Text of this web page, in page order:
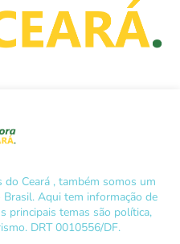
Ceará , também somos um
Brasil. Aqui tem informação de
principais temas são política,
DRT 0010556/DF.